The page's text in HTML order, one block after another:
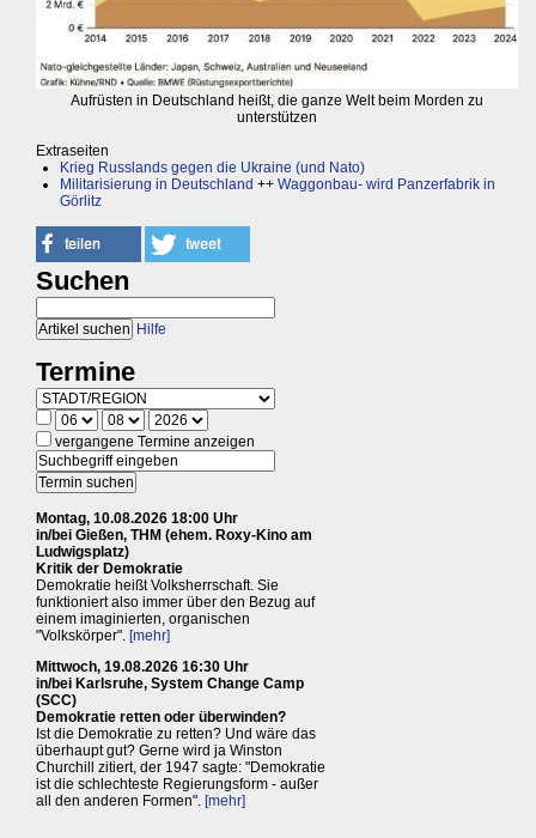
Aufrüsten in Deutschland heißt, die ganze Welt beim Morden zu
unterstützen
Extraseiten
Krieg Russlands gegen die Ukraine (und Nato)
Militarisierung in Deutschland ++ Waggonbau- wird Panzerfabrik in
Görlitz
Suchen
Hilfe
Termine
vergangene Termine anzeigen
Montag, 10.08.2026 18:00 Uhr
in/bei Gießen, THM (ehem. Roxy-Kino am
Ludwigsplatz)
Kritik der Demokratie
Demokratie heißt Volksherrschaft. Sie
funktioniert also immer über den Bezug auf
einem imaginierten, organischen
"Volkskörper". [mehr]
Mittwoch, 19.08.2026 16:30 Uhr
in/bei Karlsruhe, System Change Camp
(SCC)
Demokratie retten oder überwinden?
Ist die Demokratie zu retten? Und wäre das
überhaupt gut? Gerne wird ja Winston
Churchill zitiert, der 1947 sagte: "Demokratie
ist die schlechteste Regierungsform - außer
all den anderen Formen". [mehr]